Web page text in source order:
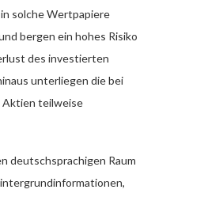
solche Wertpapiere
bergen ein hohes Risiko
des investierten
unterliegen die bei
teilweise
deutschsprachigen Raum